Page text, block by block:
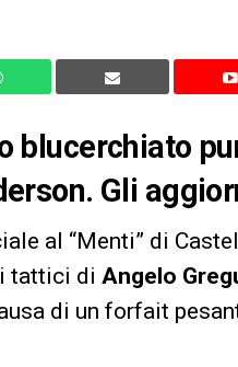
blucerchiato
Gli
al “Menti” di
tattici di Angelo
di un forfait